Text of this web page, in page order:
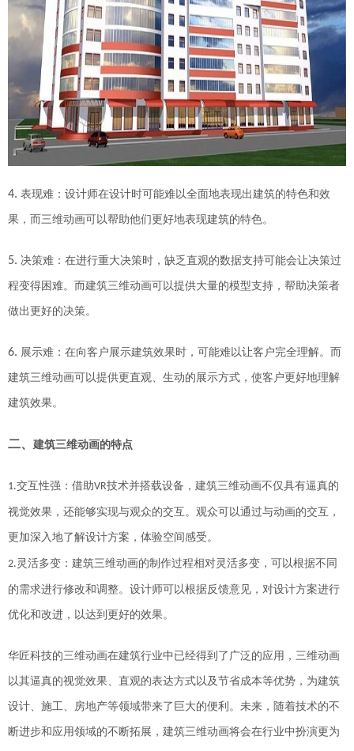
4. 表现难 ：设计师在设计时可能难以全面地表现出建筑的特色和效
果，而三维动画可以帮助他们更好地表现建筑的特色。
5. 决策难 ：在进行重大决策时，缺乏直观的数据支持可能会让决策过
程变得困难。而建筑三维动画可以提供大量的模型支持，帮助决策者
做出更好的决策。
6. 展示难 ：在向客户展示建筑效果时，可能难以让客户完全理解。而
建筑三维动画可以提供更直观、生动的展示方式，使客户更好地理解
建筑效果。
二、 建筑三维动画的特点
1.交互性强： 借助VR技术并搭载设备， 建筑三维动画不仅具有逼真的
视觉效果，还能够实现与观众的交互。观众可以通过与动画的交互，
更加深入地了解设计方案，体验空间感受。
2. 灵活多变：建筑三维动画的制作过程相对灵活多变，可以根据不同
的需求进行修改和调整。设计师可以根据反馈意见，对设计方案进行
优化和改进，以达到更好的效果。
华匠科技的三维动画在建筑行业中已经得到了广泛的应用，三维动画
以其逼真的视觉效果、直观的表达方式以及节省成本等优势，为建筑
设计、施工、房地产等领域带来了巨大的便利。未来，随着技术的不
断进步和应用领域的不断拓展，建筑三维动画将会在行业中扮演更为